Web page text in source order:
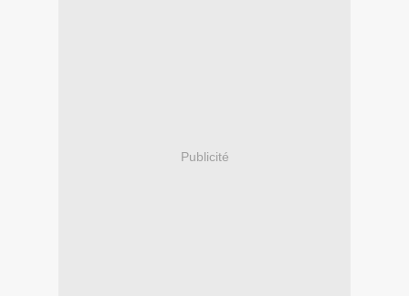
Publicité